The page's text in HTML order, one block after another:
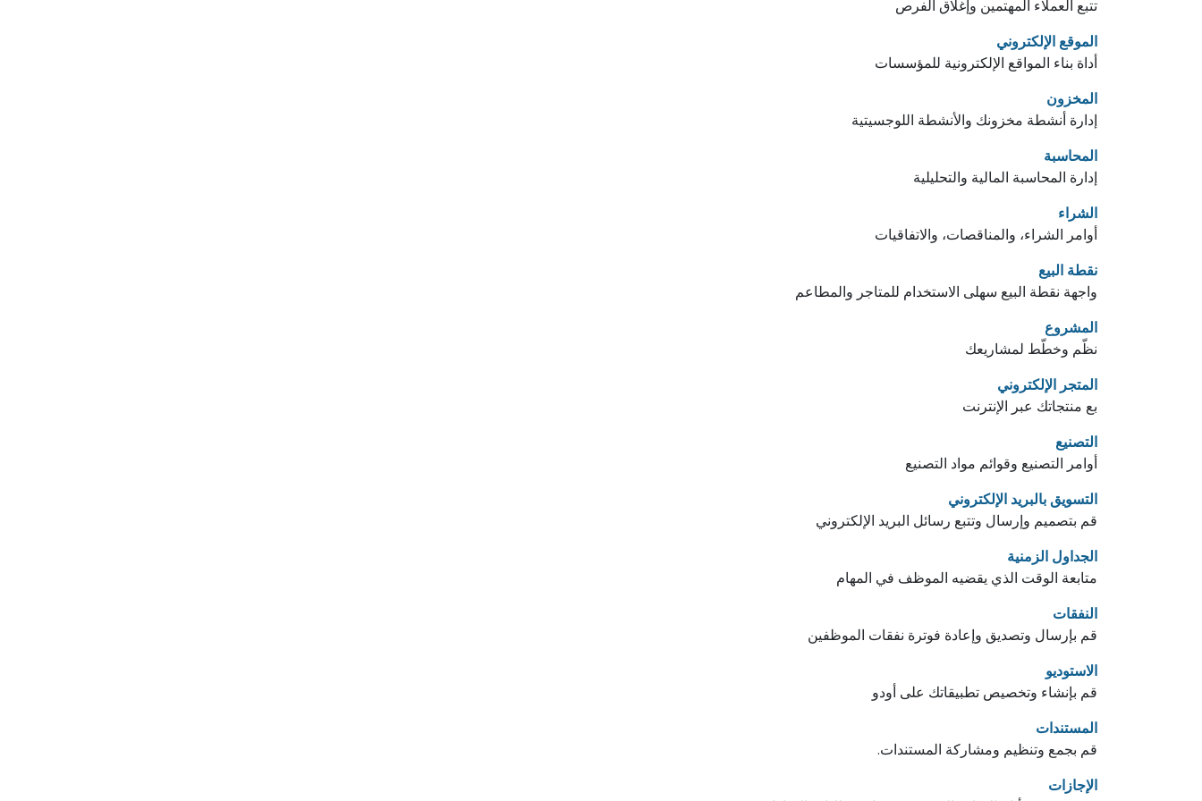
تتبع العملاء المهتمين وإغلاق الفرص
الموقع الإلكتروني
أداة بناء المواقع الإلكترونية للمؤسسات
المخزون
إدارة أنشطة مخزونك والأنشطة اللوجسيتية
المحاسبة
إدارة المحاسبة المالية والتحليلية
الشراء
أوامر الشراء، والمناقصات، والاتفاقيات
نقطة البيع
واجهة نقطة البيع سهلى الاستخدام للمتاجر والمطاعم
المشروع
نظّم وخطّط لمشاريعك
المتجر الإلكتروني
بع منتجاتك عبر الإنترنت
التصنيع
أوامر التصنيع وقوائم مواد التصنيع
التسويق بالبريد الإلكتروني
قم بتصميم وإرسال وتتبع رسائل البريد الإلكتروني
الجداول الزمنية
متابعة الوقت الذي يقضيه الموظف في المهام
النفقات
قم بإرسال وتصديق وإعادة فوترة نفقات الموظفين
الاستوديو
قم بإنشاء وتخصيص تطبيقاتك على أودو
المستندات
قم بجمع وتنظيم ومشاركة المستندات.
الإجازات